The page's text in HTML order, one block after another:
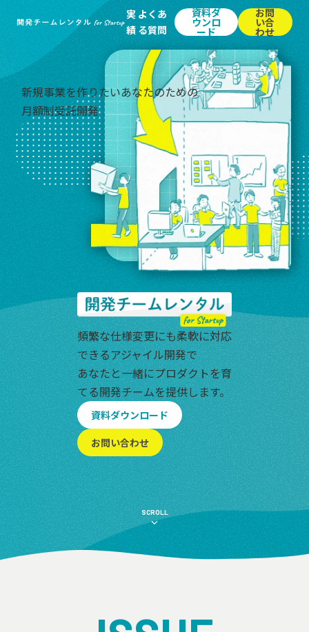
実
績
よくあ
る質問
資料ダ
ウンロ
ード
お問
い合
わせ
新規事業を作りたいあなたのための
月額制受託開発
頻繁な仕様変更にも柔軟に対応
できるアジャイル開発で
あなたと一緒にプロダクトを育
てる開発チームを提供します。
資料ダウンロード
お問い合わせ
SCROLL